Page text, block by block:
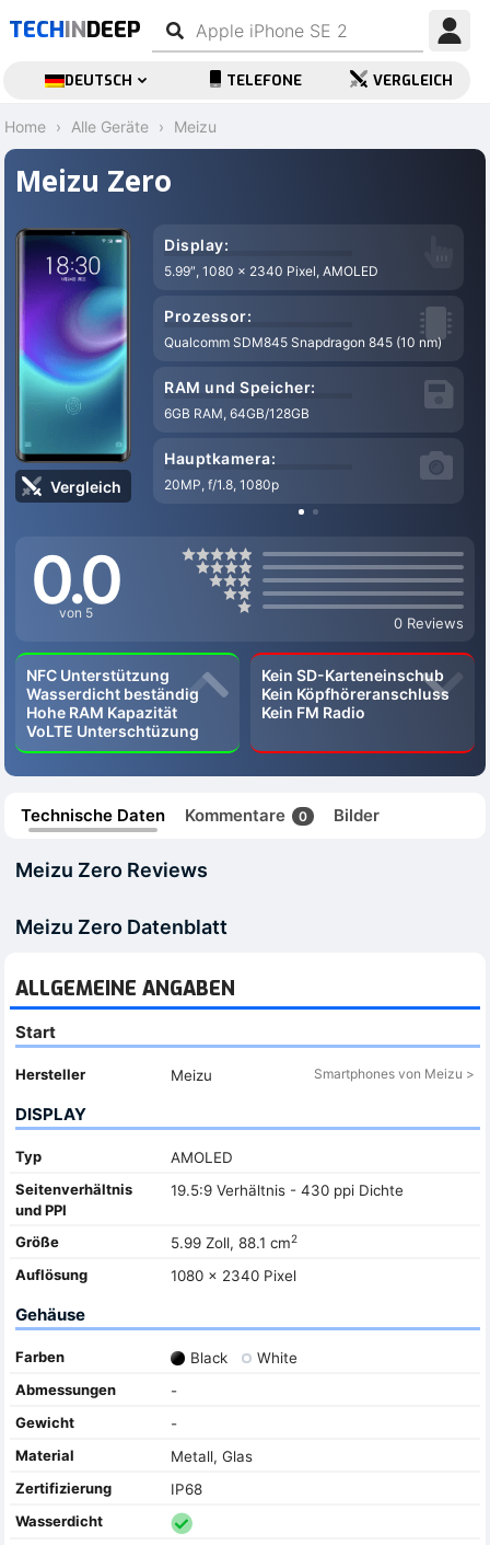
TECHINDEEP
DEUTSCH TELEFONE VERGLEICH
Home Alle Geräte Meizu
Meizu Zero
Vergleich
Display:
5.99″, 1080 x 2340 Pixel, AMOLED
Prozessor:
Qualcomm SDM845 Snapdragon 845 (10 nm)
RAM und Speicher:
6GB RAM, 64GB/128GB
Hauptkamera:
20MP, f/1.8, 1080p
0.0
von 5
0 Reviews
NFC Unterstützung
Wasserdicht beständig
Hohe RAM Kapazität
VoLTE Unterschtüzung
Kein SD-Karteneinschub
Kein Köpfhöreranschluss
Kein FM Radio
Technische Daten Kommentare 0 Bilder
Meizu Zero Reviews
Meizu Zero Datenblatt
ALLGEMEINE ANGABEN
Start
Hersteller Meizu Smartphones von Meizu >
DISPLAY
Typ
AMOLED
Seitenverhältnis
und PPI
19.5:9 Verhältnis - 430 ppi Dichte
Größe 5.99 Zoll, 88.1 cm2
Auflösung 1080 x 2340 Pixel
Gehäuse
Farben Black
White
Abmessungen
-
Gewicht
-
Material
Metall, Glas
Zertifizierung
IP68
Wasserdicht